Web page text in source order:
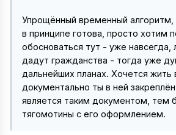
Упрощённый временный алгоритм,
в принципе готова, просто хотим
обосноваться тут - уже навсегда,
дадут гражданства - тогда уже
дальнейших планах. Хочется жить
документально ты в ней
является таким документом, тем
тягомотины с его оформлением.